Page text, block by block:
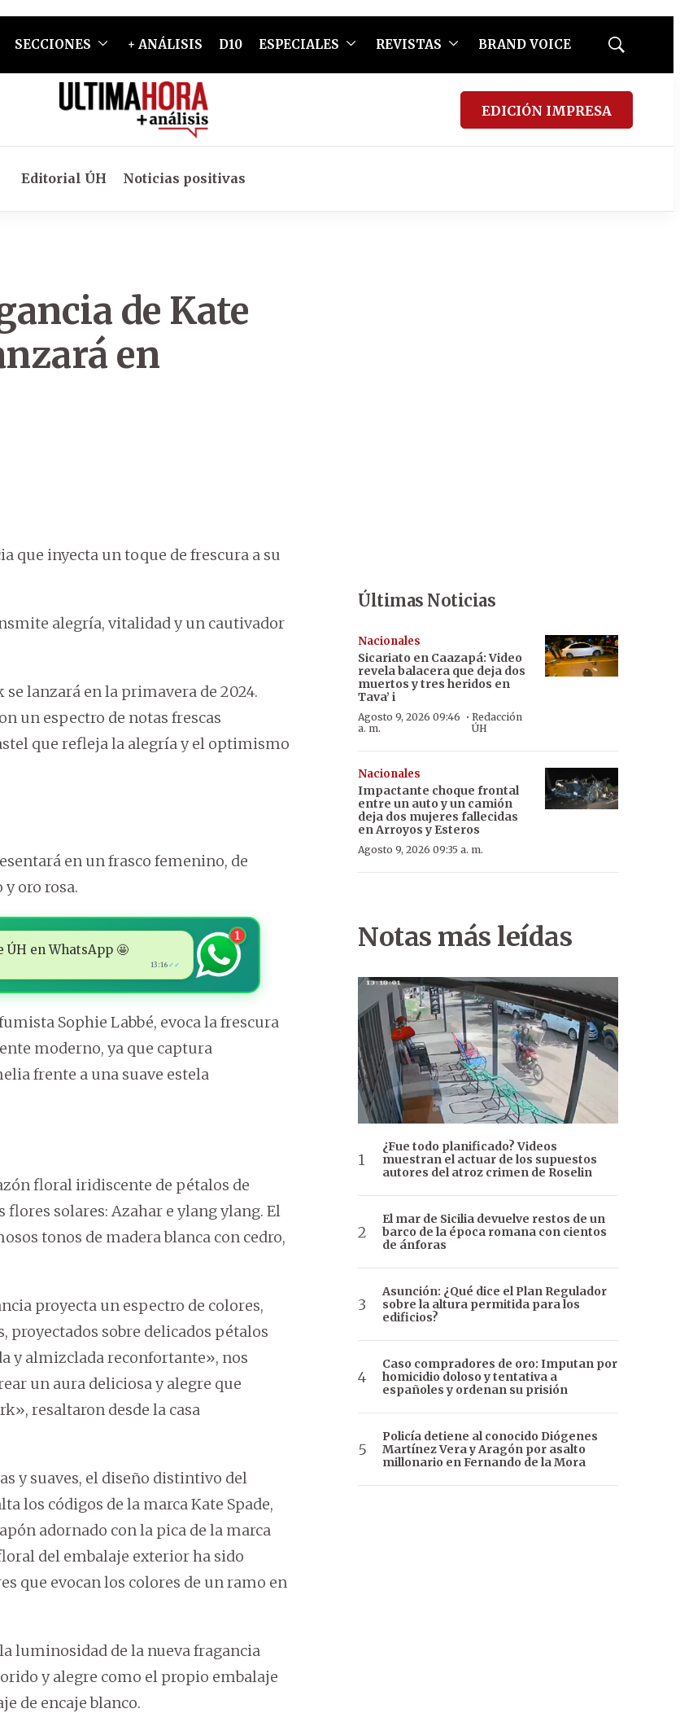
SECCIONES + ANÁLISIS D10 ESPECIALES REVISTAS BRAND VOICE
Mostrar
EDICIÓN IMPRESA
Editorial ÚH Noticias positivas
de Kate
en
que inyecta un toque de frescura a su
alegría, vitalidad y un cautivador
lanzará en la primavera de 2024.
un espectro de notas frescas
que refleja la alegría y el optimismo
en un frasco femenino, de
oro rosa.
en WhatsApp 🤩
13:16 ✓✓
1
Sophie Labbé, evoca la frescura
moderno, ya que captura
frente a una suave estela
floral iridiscente de pétalos de
solares: Azahar e ylang ylang. El
tonos de madera blanca con cedro,
proyecta un espectro de colores,
proyectados sobre delicados pétalos
y almizclada reconfortante», nos
un aura deliciosa y alegre que
resaltaron desde la casa
y suaves, el diseño distintivo del
los códigos de la marca Kate Spade,
adornado con la pica de la marca
del embalaje exterior ha sido
que evocan los colores de un ramo en
luminosidad de la nueva fragancia
y alegre como el propio embalaje
de encaje blanco.
Últimas Noticias
Nacionales
Sicariato en Caazapá: Video
revela balacera que deja dos
muertos y tres heridos en
Tava’ i
Agosto 9, 2026 09:46
a. m.
·Redacción
ÚH
Nacionales
Impactante choque frontal
entre un auto y un camión
deja dos mujeres fallecidas
en Arroyos y Esteros
Agosto 9, 2026 09:35 a. m.
Notas más leídas
¿Fue todo planificado? Videos
muestran el actuar de los supuestos
autores del atroz crimen de Roselin
El mar de Sicilia devuelve restos de un
barco de la época romana con cientos
de ánforas
Asunción: ¿Qué dice el Plan Regulador
sobre la altura permitida para los
edificios?
Caso compradores de oro: Imputan por
homicidio doloso y tentativa a
españoles y ordenan su prisión
Policía detiene al conocido Diógenes
Martínez Vera y Aragón por asalto
millonario en Fernando de la Mora